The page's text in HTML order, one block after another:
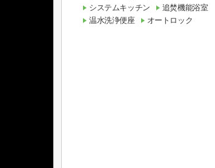
システムキッチン
追焚機能浴室
温水洗浄便座
オートロック